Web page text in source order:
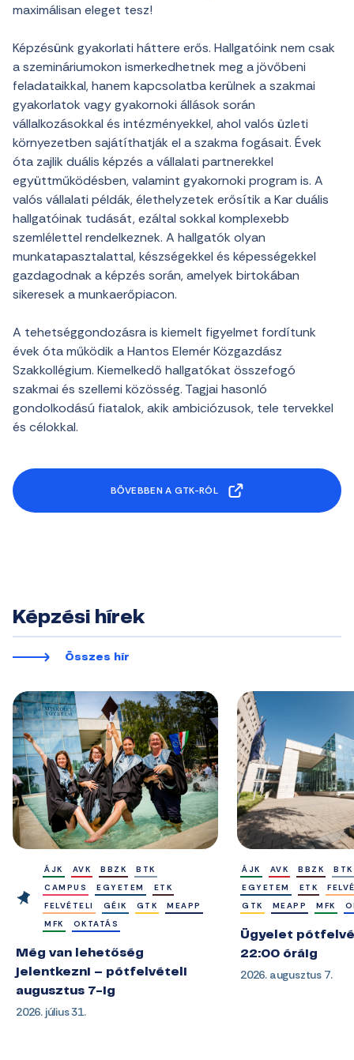
maximálisan eleget tesz!
Képzésünk gyakorlati háttere erős. Hallgatóink nem csak
a szemináriumokon ismerkedhetnek meg a jövőbeni
feladataikkal, hanem kapcsolatba kerülnek a szakmai
gyakorlatok vagy gyakornoki állások során
vállalkozásokkal és intézményekkel, ahol valós üzleti
környezetben sajátíthatják el a szakma fogásait. Évek
óta zajlik duális képzés a vállalati partnerekkel
együttműködésben, valamint gyakornoki program is. A
valós vállalati példák, élethelyzetek erősítik a Kar duális
hallgatóinak tudását, ezáltal sokkal komplexebb
szemlélettel rendelkeznek. A hallgatók olyan
munkatapasztalattal, készségekkel és képességekkel
gazdagodnak a képzés során, amelyek birtokában
sikeresek a munkaerőpiacon.
A tehetséggondozásra is kiemelt figyelmet fordítunk
évek óta működik a Hantos Elemér Közgazdász
Szakkollégium. Kiemelkedő hallgatókat összefogó
szakmai és szellemi közösség. Tagjai hasonló
gondolkodású fiatalok, akik ambiciózusok, tele tervekkel
és célokkal.
BŐVEBBEN A GTK-RÓL
Képzési hírek
Összes hír
ÁJK AVK BBZK
BTK
CAMPUS
EGYETEM
ETK
FELVÉTELI
GÉIK GTK
MEAPP
MFK
OKTATÁS
Még van lehetőség
jelentkezni – pótfelvételi
augusztus 7-ig
2026. július 31.
ÁJK AVK BBZK
BTK
EGYETEM
ETK
GTK
MEAPP MFK
Ügyelet
22:00 óráig
2026. augusztus 7.